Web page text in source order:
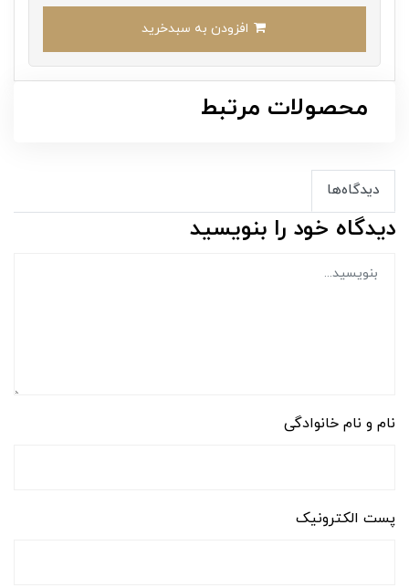
محصولات مرتبط
دیدگاه‌ها
دیدگاه خود را بنویسید
نام و نام خانوادگی
پست الکترونیک